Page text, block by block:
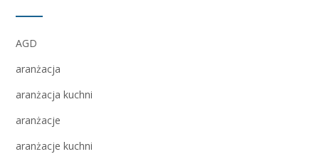
AGD
aranżacja
aranżacja kuchni
aranżacje
aranżacje kuchni